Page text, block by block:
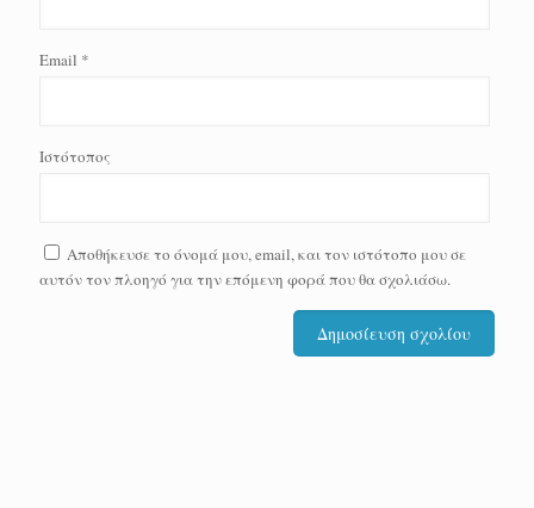
Email *
Ιστότοπος
Αποθήκευσε το όνομά μου, email, και τον ιστότοπο μου σε
αυτόν τον πλοηγό για την επόμενη φορά που θα σχολιάσω.